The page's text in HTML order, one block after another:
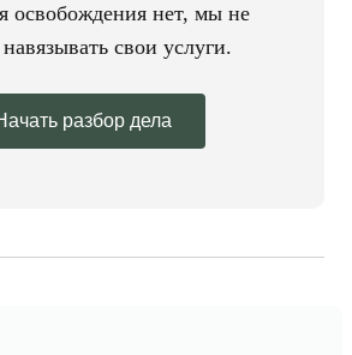
освобождения нет, мы не
свои услуги.
разбор дела